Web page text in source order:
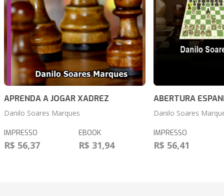
APRENDA A JOGAR XADREZ
Danilo Soares Marques
IMPRESSO
R$ 56,37
EBOOK
R$ 31,94
ABERTURA
Danilo Soares
IMPRESSO
R$ 56,41